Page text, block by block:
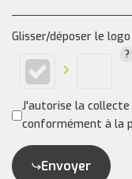
Glisser/déposer le
J'autorise la
conformément à la
Envoyer